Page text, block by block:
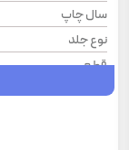
سال چاپ
نوع جلد
قطع